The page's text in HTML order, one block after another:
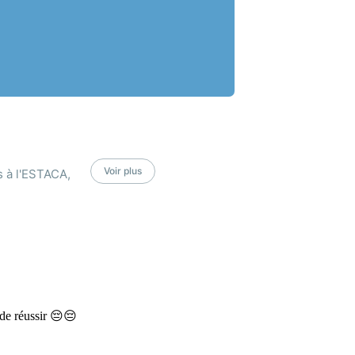
l'ESTACA,
Voir plus